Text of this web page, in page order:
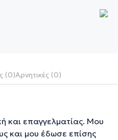
(0)Αρνητικές (0)
και επαγγελματίας. Μου
και μου έδωσε επίσης